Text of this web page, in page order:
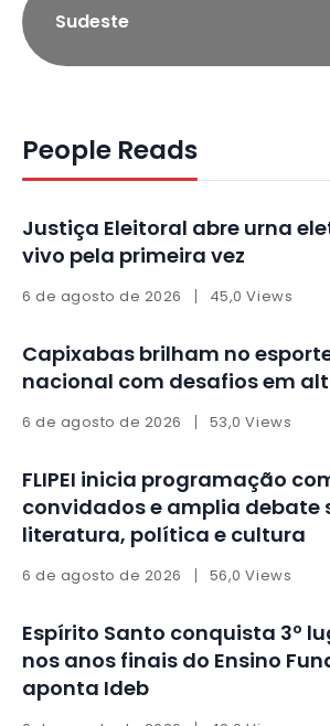
Sudeste
People Reads
Justiça Eleitoral abre urna
vivo pela primeira vez
6 de agosto de 2026 45,0 Views
Capixabas brilham no
nacional com desafios em
6 de agosto de 2026 53,0 Views
FLIPEI inicia programação
convidados e amplia debate
literatura, política e cultura
6 de agosto de 2026 56,0 Views
Espírito Santo conquista 3º
nos anos finais do Ensino
aponta Ideb